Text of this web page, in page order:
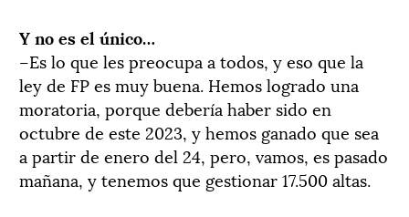
Y no es el único…
–Es lo que les preocupa a todos, y eso que la
ley de FP es muy buena. Hemos logrado una
moratoria, porque debería haber sido en
octubre de este 2023, y hemos ganado que sea
a partir de enero del 24, pero, vamos, es pasado
mañana, y tenemos que gestionar 17.500 altas.